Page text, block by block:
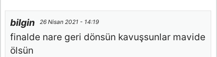
bilgin 26 Nisan 2021 - 14:19
finalde nare geri dönsün kavuşsunlar mavide
ölsün